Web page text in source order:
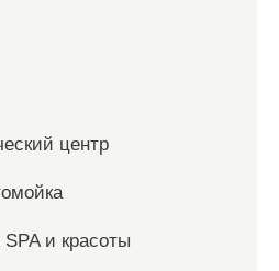
центр
и красоты